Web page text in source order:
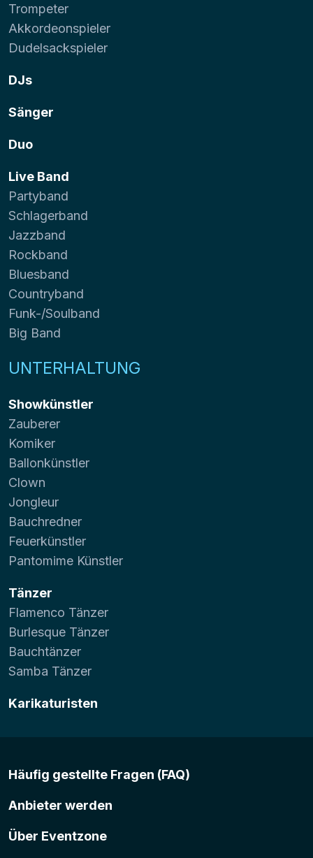
Trompeter
Akkordeonspieler
Dudelsackspieler
DJs
Sänger
Duo
Live Band
Partyband
Schlagerband
Jazzband
Rockband
Bluesband
Countryband
Funk-/Soulband
Big Band
UNTERHALTUNG
Showkünstler
Zauberer
Komiker
Ballonkünstler
Clown
Jongleur
Bauchredner
Feuerkünstler
Pantomime Künstler
Tänzer
Flamenco Tänzer
Burlesque Tänzer
Bauchtänzer
Samba Tänzer
Karikaturisten
Häufig gestellte Fragen (FAQ)
Anbieter werden
Über Eventzone